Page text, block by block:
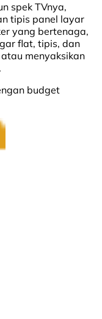
spek TVnya,
tipis panel layar
yang bertenaga,
flat, tipis, dan
menyaksikan
budget